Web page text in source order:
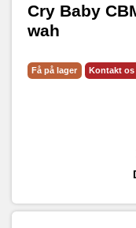
Cry Baby
wah
Få på lager Kontakt